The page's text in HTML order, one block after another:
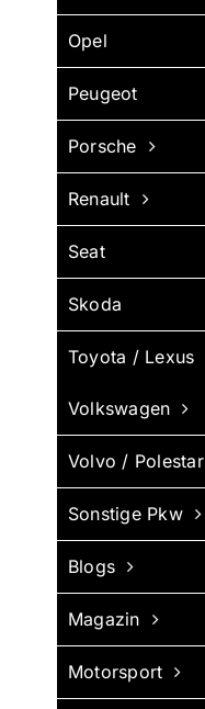
Opel
Peugeot
Porsche
Renault
Seat
Skoda
Toyota / Lexus
Volkswagen
Volvo / Polestar
Sonstige Pkw
Blogs
Magazin
Motorsport